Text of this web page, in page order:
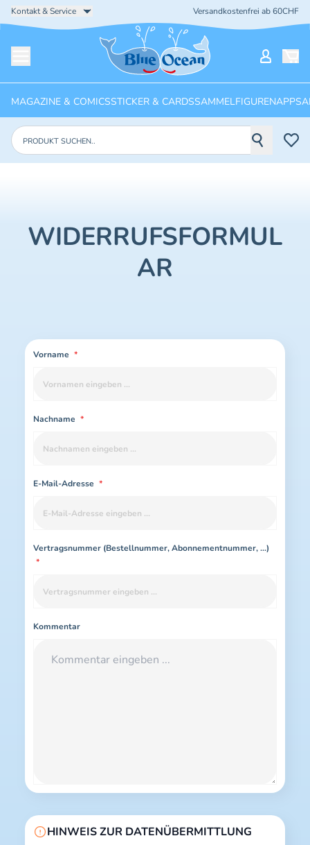
Kontakt & Service Versandkostenfrei ab 60CHF
Startseite
MAGAZINE & COMICSSTICKER & CARDSSAMMELFIGURENAPPS
Produkte suchen
WIDERRUFSFORMUL
AR
Vorname *
Nachname *
E-Mail-Adresse *
Vertragsnummer (Bestellnummer, Abonnementnummer, ...)
*
Kommentar
HINWEIS ZUR DATENÜBERMITTLUNG